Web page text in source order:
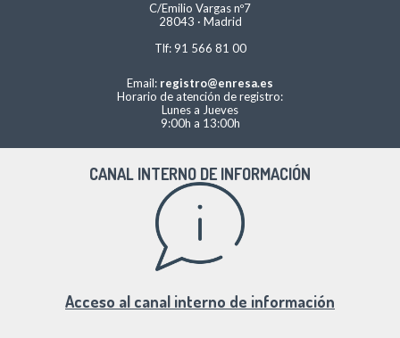
C/Emilio Vargas nº7
28043 · Madrid
Tlf: 91 566 81 00
Email: registro@enresa.es
Horario de atención de registro:
Lunes a Jueves
9:00h a 13:00h
CANAL INTERNO DE INFORMACIÓN
Acceso al canal interno de información